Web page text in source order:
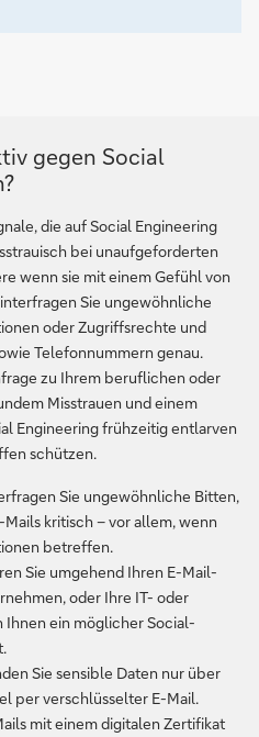
gegen Social
die auf Social Engineering
bei unaufgeforderten
wenn sie mit einem Gefühl von
Sie ungewöhnliche
oder Zugriffsrechte und
Telefonnummern genau.
zu Ihrem beruflichen oder
Misstrauen und einem
Engineering frühzeitig entlarven
schützen.
Sie ungewöhnliche Bitten,
kritisch – vor allem, wenn
betreffen.
Sie umgehend Ihren E-Mail-
oder Ihre IT- oder
ein möglicher Social-
Sie sensible Daten nur über
per verschlüsselter E-Mail.
mit einem digitalen Zertifikat